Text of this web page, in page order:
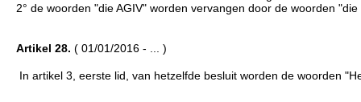
2° de woorden "die AGIV" worden vervangen door de woorden
Artikel 28. ( 01/01/2016 - ... )
In artikel 3, eerste lid, van hetzelfde besluit worden de woorden